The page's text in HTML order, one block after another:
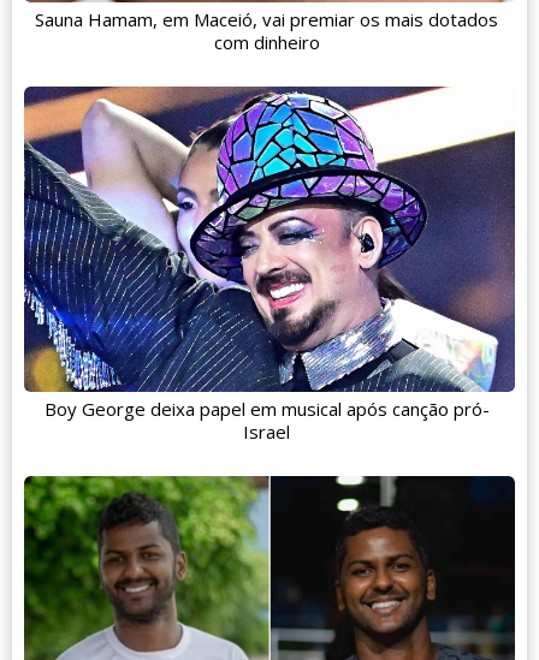
Sauna Hamam, em Maceió, vai premiar os mais dotados
com dinheiro
Boy George deixa papel em musical após canção pró-
Israel